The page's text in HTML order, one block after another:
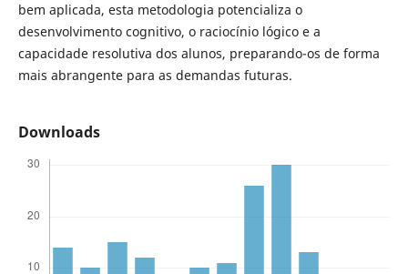
bem aplicada, esta metodologia potencializa o
desenvolvimento cognitivo, o raciocínio lógico e a
capacidade resolutiva dos alunos, preparando-os de forma
mais abrangente para as demandas futuras.
Downloads